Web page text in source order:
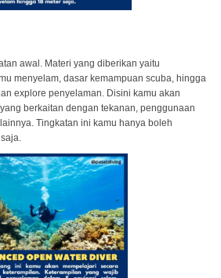
awal. Materi yang diberikan yaitu
menyelam, dasar kemampuan scuba, hingga
explore penyelaman. Disini kamu akan
berkaitan dengan tekanan, penggunaan
Tingkatan ini kamu hanya boleh